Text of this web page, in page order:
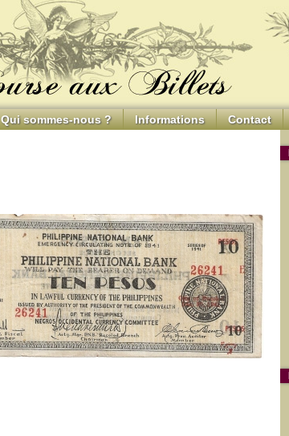
Qui sommes-nous ? Informations Contact